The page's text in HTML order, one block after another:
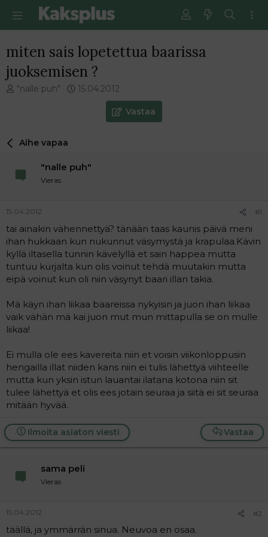
miten sais lopetettua baarissa
juoksemisen ?
V
e
t
n
a
o
i
t
t
j
a
"nalle puh"
E
i
i
s
t
i
15.04.2012
Vastaa
Aihe vapaa
"nalle puh"
Vieras
15.04.2012 #1
tai ainakin vähennettyä? tänään taas kaunis päivä meni
ihan hukkaan kun nukunnut väsymystä ja krapulaa.Kävin
kyllä iltasella tunnin kävelyllä et sain happea mutta
tuntuu kurjalta kun olis voinut tehdä muutakin mutta
eipä voinut kun oli niin väsynyt baari illan takia.
Mä käyn ihan liikaa baareissa nykyisin ja juon ihan liikaa
vaik vähän mä kai juon mut mun mittapulla se on mulle
liikaa!
Ei mulla ole ees kavereita niin et voisin viikonloppusin
hengailla illat niiden kans niin ei tulis lähettyä viihteelle
mutta kun yksin istun lauantai ilatana kotona niin sit
tulee lähettyä et olis ees jotain seuraa ja siitä ei sit seuraa
mitään hyvää.
Vastaa
Ilmoita asiaton viesti
sama peli
Vieras
15.04.2012 #2
täällä, ja ymmärrän sinua. Neuvoa en osaa.